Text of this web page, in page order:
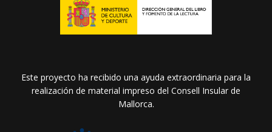
Este proyecto ha recibido una ayuda extraordinaria para la
realización de material impreso del Consell Insular de
Mallorca.